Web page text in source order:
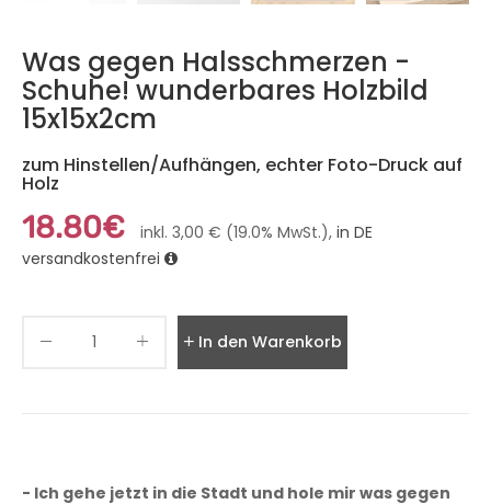
Was gegen Halsschmerzen -
Schuhe! wunderbares Holzbild
15x15x2cm
zum Hinstellen/Aufhängen, echter Foto-Druck auf
Holz
18.80€ inkl. 3,00 € (19.0% MwSt.), in DE
versandkostenfrei
In den Warenkorb legen
- Ich gehe jetzt in die Stadt und hole mir was gegen